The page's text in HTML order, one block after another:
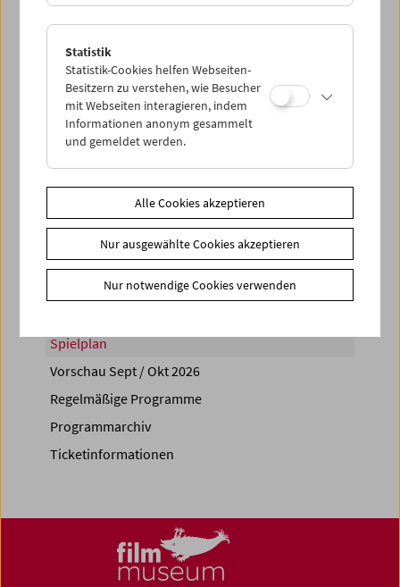
PROGRAMM ÜBERBLICK
Share on
Spielplan
Vorschau Sept / Okt 2026
Regelmäßige Programme
Programmarchiv
Ticketinformationen
Statistik
Statistik-Cookies helfen Webseiten-
Besitzern zu verstehen, wie Besucher
mit Webseiten interagieren, indem
Informationen anonym gesammelt
und gemeldet werden.
Alle Cookies akzeptieren
Nur ausgewählte Cookies akzeptieren
Nur notwendige Cookies verwenden